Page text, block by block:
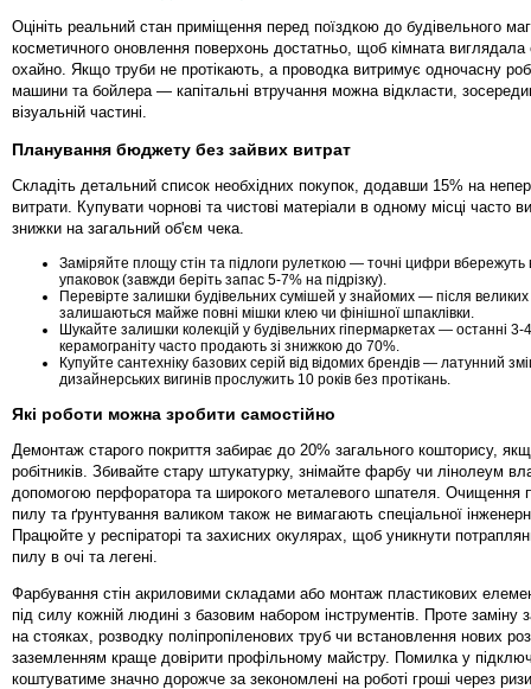
Оцініть реальний стан приміщення перед поїздкою до будівельного
косметичного оновлення поверхонь достатньо, щоб кімната виглядала
охайно. Якщо труби не протікають, а проводка витримує одночасну
машини та бойлера — капітальні втручання можна відкласти,
візуальній частині.
Планування бюджету без зайвих витрат
Складіть детальний список необхідних покупок, додавши 15% на
витрати. Купувати чорнові та чистові матеріали в одному місці часто
знижки на загальний об'єм чека.
Заміряйте площу стін та підлоги рулеткою — точні цифри вбережуть
упаковок (завжди беріть запас 5-7% на підрізку).
Перевірте залишки будівельних сумішей у знайомих — після великих
залишаються майже повні мішки клею чи фінішної шпаклівки.
Шукайте залишки колекцій у будівельних гіпермаркетах — останні 3-
керамограніту часто продають зі знижкою до 70%.
Купуйте сантехніку базових серій від відомих брендів — латунний
дизайнерських вигинів прослужить 10 років без протікань.
Які роботи можна зробити самостійно
Демонтаж старого покриття забирає до 20% загального кошторису,
робітників. Збивайте стару штукатурку, знімайте фарбу чи лінолеум
допомогою перфоратора та широкого металевого шпателя. Очищення
пилу та ґрунтування валиком також не вимагають спеціальної
Працюйте у респіраторі та захисних окулярах, щоб уникнути
пилу в очі та легені.
Фарбування стін акриловими складами або монтаж пластикових
під силу кожній людині з базовим набором інструментів. Проте заміну
на стояках, розводку поліпропіленових труб чи встановлення нових
заземленням краще довірити профільному майстру. Помилка у
коштуватиме значно дорожче за зекономлені на роботі гроші через